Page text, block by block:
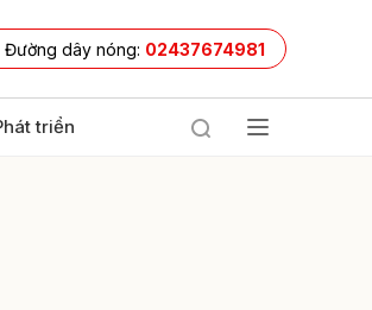
Đường dây nóng: 02437674981
triển